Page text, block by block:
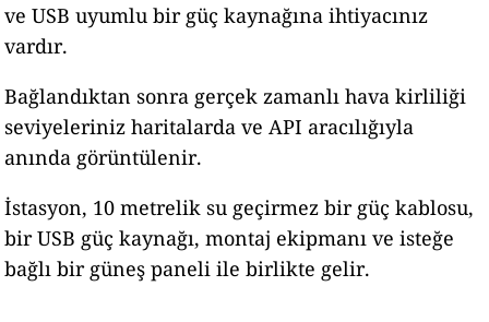
ve USB uyumlu bir güç kaynağına ihtiyacınız
vardır.
Bağlandıktan sonra gerçek zamanlı hava kirliliği
seviyeleriniz haritalarda ve API aracılığıyla
anında görüntülenir.
İstasyon, 10 metrelik su geçirmez bir güç kablosu,
bir USB güç kaynağı, montaj ekipmanı ve isteğe
bağlı bir güneş paneli ile birlikte gelir.